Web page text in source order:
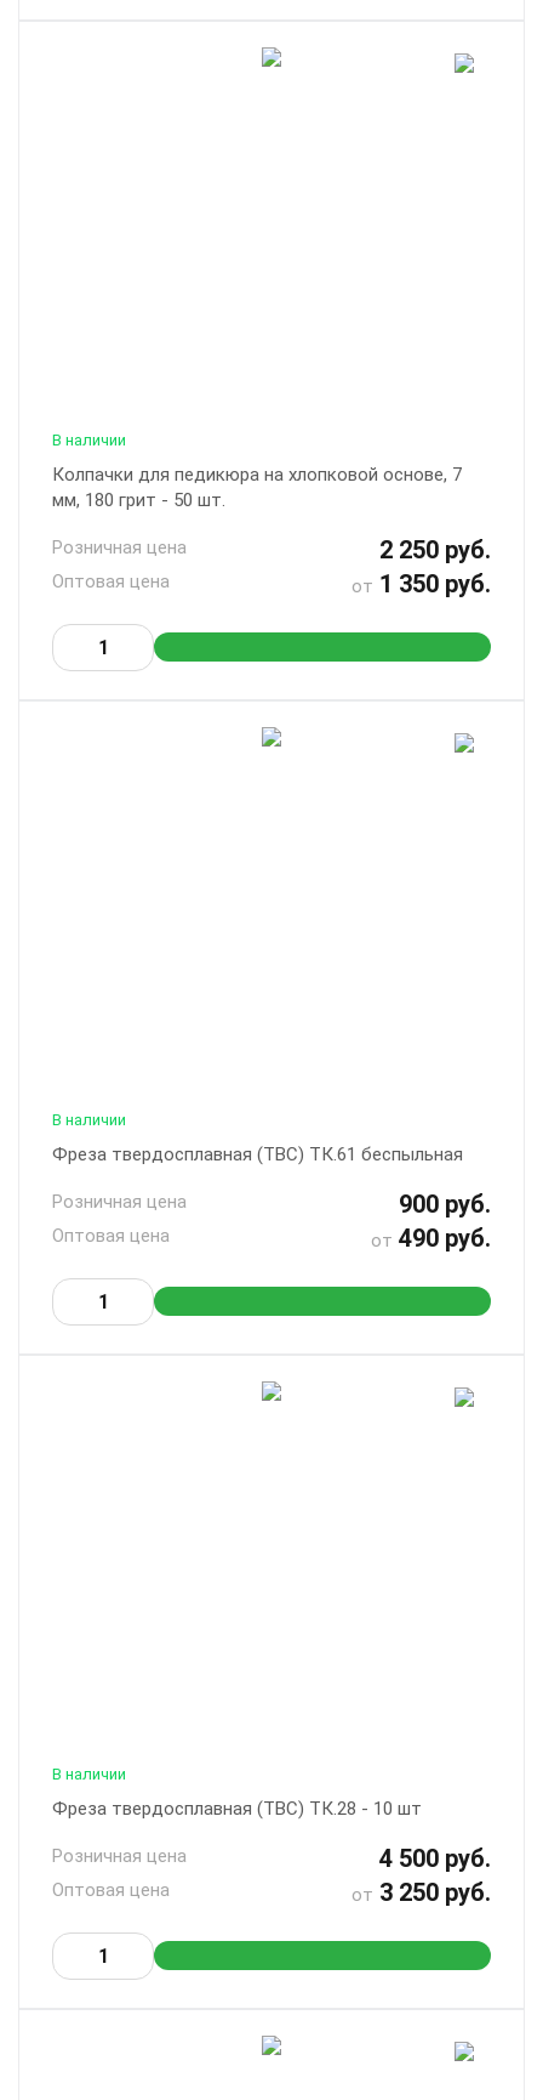
В наличии
Колпачки для педикюра на хлопковой основе, 7
мм, 180 грит - 50 шт.
Розничная цена 2 250 руб.
Оптовая цена от 1 350 руб.
В наличии
Фреза твердосплавная (ТВС) ТК.61 беспыльная
Розничная цена 900 руб.
Оптовая цена от 490 руб.
В наличии
Фреза твердосплавная (ТВС) ТК.28 - 10 шт
Розничная цена 4 500 руб.
Оптовая цена от 3 250 руб.